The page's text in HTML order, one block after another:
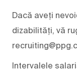
Dacă aveți
dizabilități, vă
Intervalele